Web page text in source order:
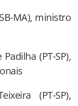
MA), ministro
(PT-SP),
(PT-SP),